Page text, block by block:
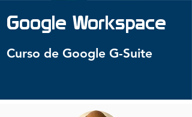
Google Workspace
Curso de Google G-Suite